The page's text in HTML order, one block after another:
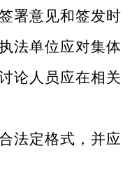
署意见和签发时
法单位应对集体
论人员应在相关
法定格式，并应